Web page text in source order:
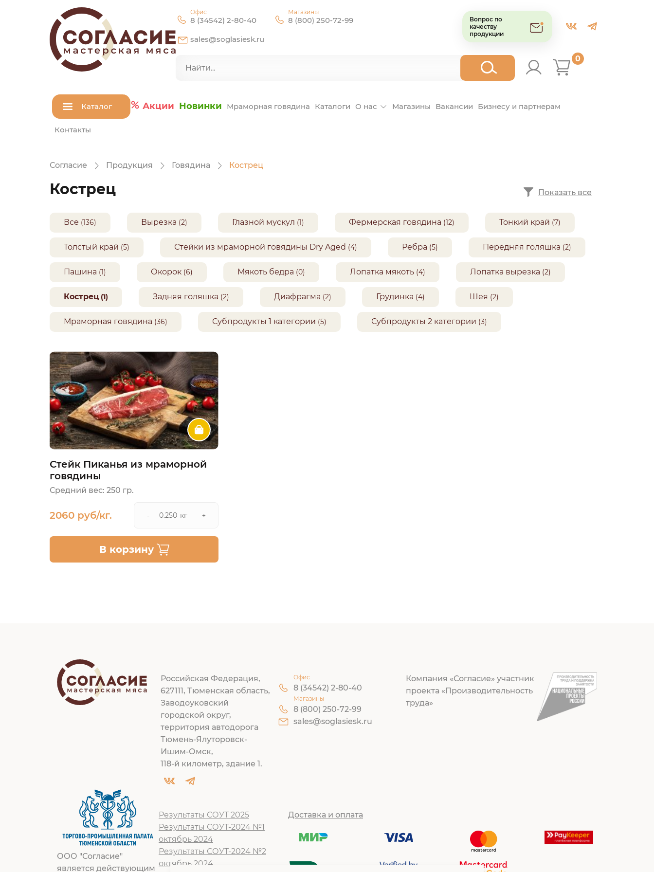
Офис
8 (34542) 2-80-40
Магазины
8 (800) 250-72-99
sales@soglasiesk.ru
Вопрос по
качеству
продукции
0
Каталог Акции Новинки Мраморная говядина Каталоги О нас Магазины Вакансии Бизнесу и партнерам
Контакты
Согласие Продукция Говядина Кострец
Кострец Показать все
Все (136) Вырезка (2) Глазной мускул (1) Фермерская говядина (12) Тонкий край (7)
Толстый край (5) Стейки из мраморной говядины Dry Aged (4) Ребра (5) Передняя голяшка (2)
Пашина (1) Окорок (6) Мякоть бедра (0) Лопатка мякоть (4) Лопатка вырезка (2)
Кострец (1) Задняя голяшка (2) Диафрагма (2) Грудинка (4) Шея (2)
Мраморная говядина (36) Субпродукты 1 категории (5) Субпродукты 2 категории (3)
Стейк Пиканья из мраморной
говядины
Средний вес: 250 гр.
2060 руб/кг. - кг +
В корзину
Российская Федерация,
627111, Тюменская область,
Заводоуковский
городской округ,
территория автодорога
Тюмень-Ялуторовск-
Ишим-Омск,
118-й километр, здание 1.
Офис
8 (34542) 2-80-40
Магазины
8 (800) 250-72-99
sales@soglasiesk.ru
Компания «Согласие» участник
проекта «Производительность
труда»
ООО "Согласие"
является действующим
Результаты СОУТ 2025
Результаты СОУТ-2024 №1
октябрь 2024
Результаты СОУТ-2024 №2
октябрь 2024
Доставка и оплата